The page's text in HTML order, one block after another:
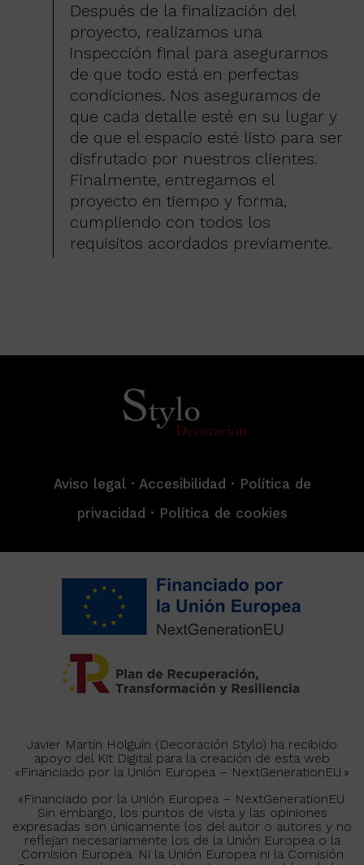
Después de la finalización del
proyecto, realizamos una
inspección final para asegurarnos
de que todo está en perfectas
condiciones. Nos aseguramos de
que cada detalle esté en su lugar y
de que el espacio esté listo para ser
disfrutado por nuestros clientes.
Finalmente, entregamos el
proyecto en tiempo y forma,
cumpliendo con todos los
requisitos acordados previamente.
Aviso legal· Accesibilidad · Política de
privacidad · Política de cookies
Javier Martín Holguín (Decoración Stylo) ha recibido
apoyo del Kit Digital para la creación de esta web
«Financiado por la Unión Europea – NextGenerationEU.»
«Financiado por la Unión Europea – NextGenerationEU.
Sin embargo, los puntos de vista y las opiniones
expresadas son únicamente los del autor o autores y no
reflejan necesariamente los de la Unión Europea o la
Comisión Europea. Ni la Unión Europea ni la Comisión